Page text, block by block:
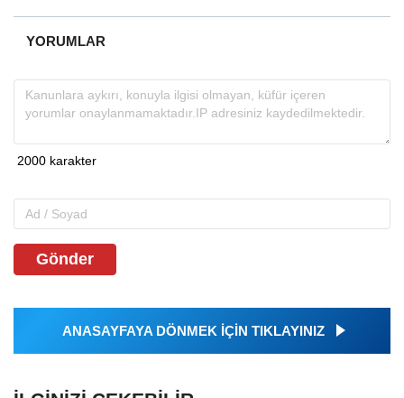
YORUMLAR
Gönder
ANASAYFAYA DÖNMEK İÇİN TIKLAYINIZ